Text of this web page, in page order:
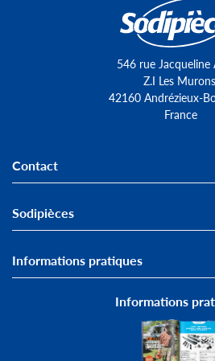
546 rue Jacqueline
Z.I Les
42160 Andrézieux-
France
Contact
Sodipièces
Informations pratiques
Informations